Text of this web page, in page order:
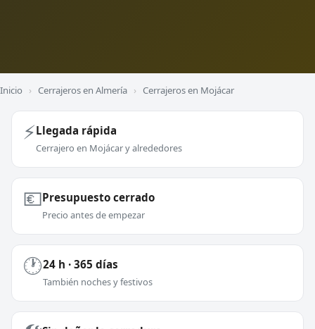
Inicio › Cerrajeros en Almería › Cerrajeros en Mojácar
⚡Llegada rápida
Cerrajero en Mojácar y alrededores
💶Presupuesto cerrado
Precio antes de empezar
🕐24 h · 365 días
También noches y festivos